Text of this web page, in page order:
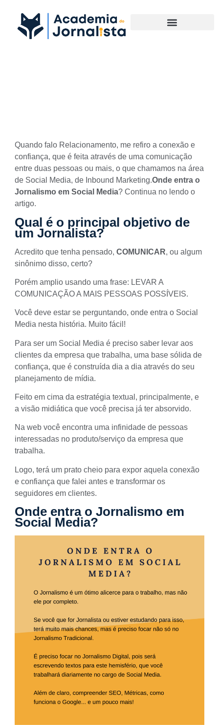
Quando falo Relacionamento, me refiro a conexão e
confiança, que é feita através de uma comunicação
entre duas pessoas ou mais, o que chamamos na área
de Social Media, de Inbound Marketing.Onde entra o
Jornalismo em Social Media? Continua no lendo o
artigo.
Qual é o principal objetivo de
um Jornalista?
Acredito que tenha pensado, COMUNICAR, ou algum
sinônimo disso, certo?
Porém amplio usando uma frase: LEVAR A
COMUNICAÇÃO A MAIS PESSOAS POSSÍVEIS.
Você deve estar se perguntando, onde entra o Social
Media nesta história. Muito fácil!
Para ser um Social Media é preciso saber levar aos
clientes da empresa que trabalha, uma base sólida de
confiança, que é construída dia a dia através do seu
planejamento de mídia.
Feito em cima da estratégia textual, principalmente, e
a visão midiática que você precisa já ter absorvido.
Na web você encontra uma infinidade de pessoas
interessadas no produto/serviço da empresa que
trabalha.
Logo, terá um prato cheio para expor aquela conexão
e confiança que falei antes e transformar os
seguidores em clientes.
Onde entra o Jornalismo em
Social Media?